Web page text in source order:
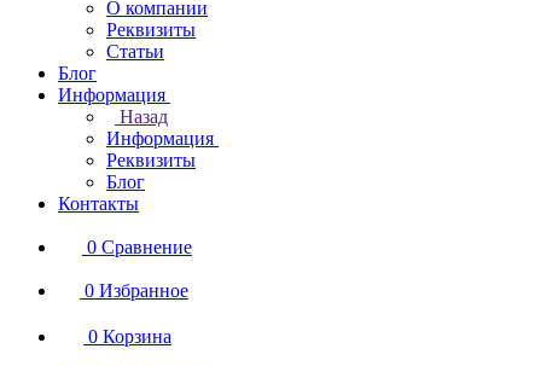
О компании
Реквизиты
Статьи
Блог
Информация
Назад
Информация
Реквизиты
Блог
Контакты
0 Сравнение
0 Избранное
0 Корзина